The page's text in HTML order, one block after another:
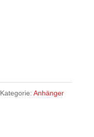
Kategorie: Anhänger